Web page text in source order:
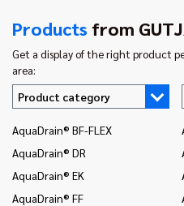
Products from
Get a display of the right product
area:
Product category
AquaDrain® BF-FLEX
AquaDrain® DR
AquaDrain® EK
AquaDrain® FF